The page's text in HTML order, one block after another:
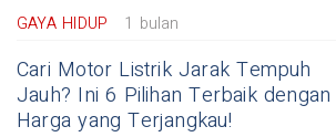
GAYA HIDUP 1 bulan
Cari Motor Listrik Jarak Tempuh
Jauh? Ini 6 Pilihan Terbaik dengan
Harga yang Terjangkau!